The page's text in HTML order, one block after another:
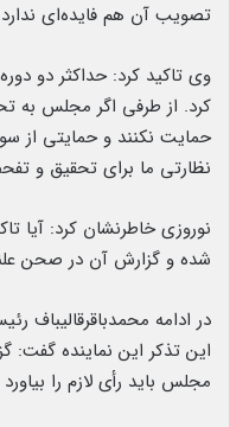
تصویب آن هم فایده‌ای
وی تاکید کرد: حداکثر دو
کرد. از طرفی اگر مجلس به
حمایت نکنند و حمایتی از
نظارتی ما برای تحقیق‌ و
نوروزی خاطرنشان کرد:
شده و گزارش آن در صحن
در ادامه
این تذکر این نماینده
مجلس باید رأی لازم را